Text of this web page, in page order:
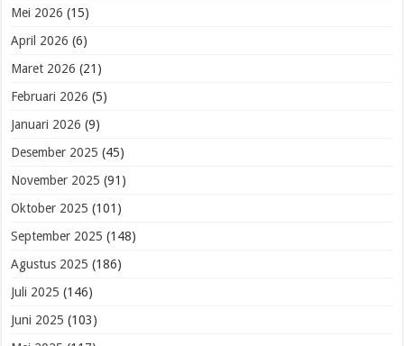
Mei 2026 (15)
April 2026 (6)
Maret 2026 (21)
Februari 2026 (5)
Januari 2026 (9)
Desember 2025 (45)
November 2025 (91)
Oktober 2025 (101)
September 2025 (148)
Agustus 2025 (186)
Juli 2025 (146)
Juni 2025 (103)